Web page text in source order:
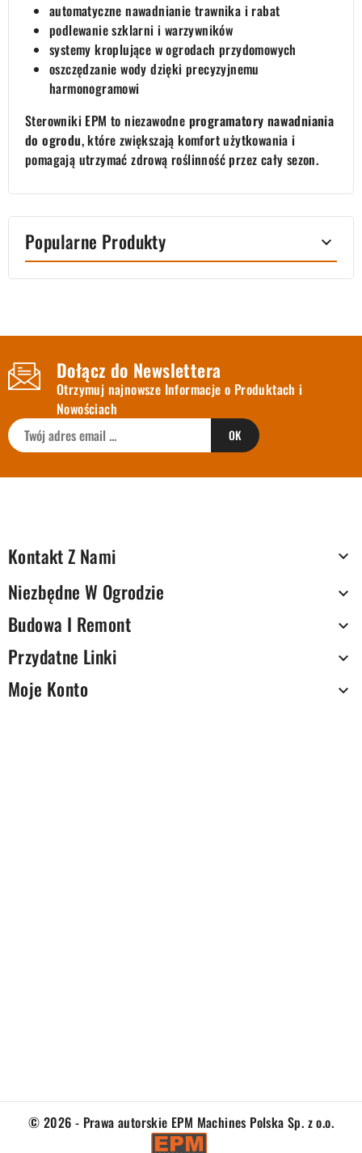
automatyczne nawadnianie trawnika i rabat
podlewanie szklarni i warzywników
systemy kroplujące w ogrodach przydomowych
oszczędzanie wody dzięki precyzyjnemu
harmonogramowi
Sterowniki EPM to niezawodne programatory nawadniania
do ogrodu, które zwiększają komfort użytkowania i
pomagają utrzymać zdrową roślinność przez cały sezon.
Popularne Produkty 
Dołącz do Newslettera
Otrzymuj najnowsze Informacje o Produktach i
Nowościach
Kontakt Z Nami 
Niezbędne W Ogrodzie 
Budowa I Remont 
Przydatne Linki 
Moje Konto 
© 2026 - Prawa autorskie EPM Machines Polska Sp. z o.o.